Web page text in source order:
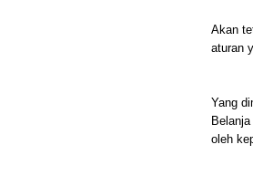
Akan
aturan
Yang
oleh